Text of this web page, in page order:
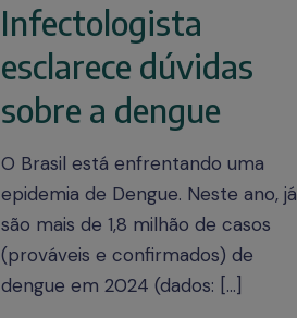
Infectologista
esclarece dúvidas
sobre a dengue
O Brasil está enfrentando uma
epidemia de Dengue. Neste ano, já
são mais de 1,8 milhão de casos
(prováveis e confirmados) de
dengue em 2024 (dados: […]